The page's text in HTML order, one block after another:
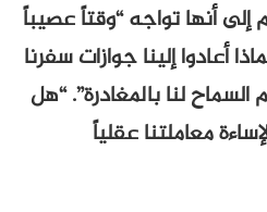
أنها تواجه “وقتاً عصيباً
أعادوا إلينا جوازات سفرنا
لنا بالمغادرة”. “هل
معاملتنا عقلياً